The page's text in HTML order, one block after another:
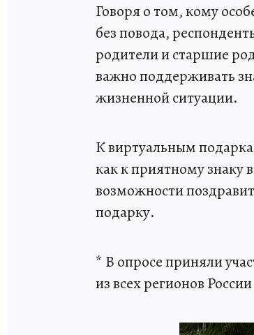
Говоря о том, кому
без повода,
родители и старшие
важно поддерживать
жизненной ситуации.
К виртуальным
как к приятному знаку
возможности
подарку.
* В опросе приняли
из всех регионов России